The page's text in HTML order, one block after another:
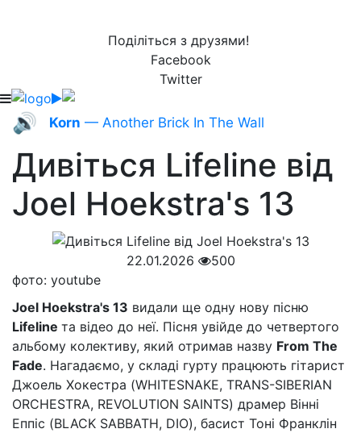
Поділіться з друзями!
Facebook
Twitter
🔊 Korn — Another Brick In The Wall
Дивіться Lifeline від
Joel Hoekstra's 13
22.01.2026
500
фото: youtube
Joel Hoekstra's 13 видали ще одну нову пісню
Lifeline та відео до неї. Пісня увійде до четвертого
альбому колективу, який отримав назву From The
Fade. Нагадаємо, у складі гурту працюють гітарист
Джоель Хокестра (WHITESNAKE, TRANS-SIBERIAN
ORCHESTRA, REVOLUTION SAINTS) драмер Вінні
Еппіс (BLACK SABBATH, DIO), басист Тоні Франклін